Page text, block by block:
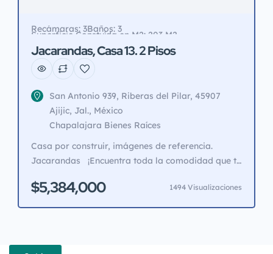
Recámaras: 3Baños: 3
Superficie Constuída en M2: 203 M2
Jacarandas, Casa 13. 2 Pisos
San Antonio 939, Riberas del Pilar, 45907
Ajijic, Jal., México
Chapalajara Bienes Raíces
Casa por construir, imágenes de referencia.
Jacarandas ¡Encuentra toda la comodidad que te
encontrarás! Promoción de 24 viviendas
asequibles de obra nueva con servicios
recámara principal en el piso principal […]
$5,384,000 1494 Visualizaciones